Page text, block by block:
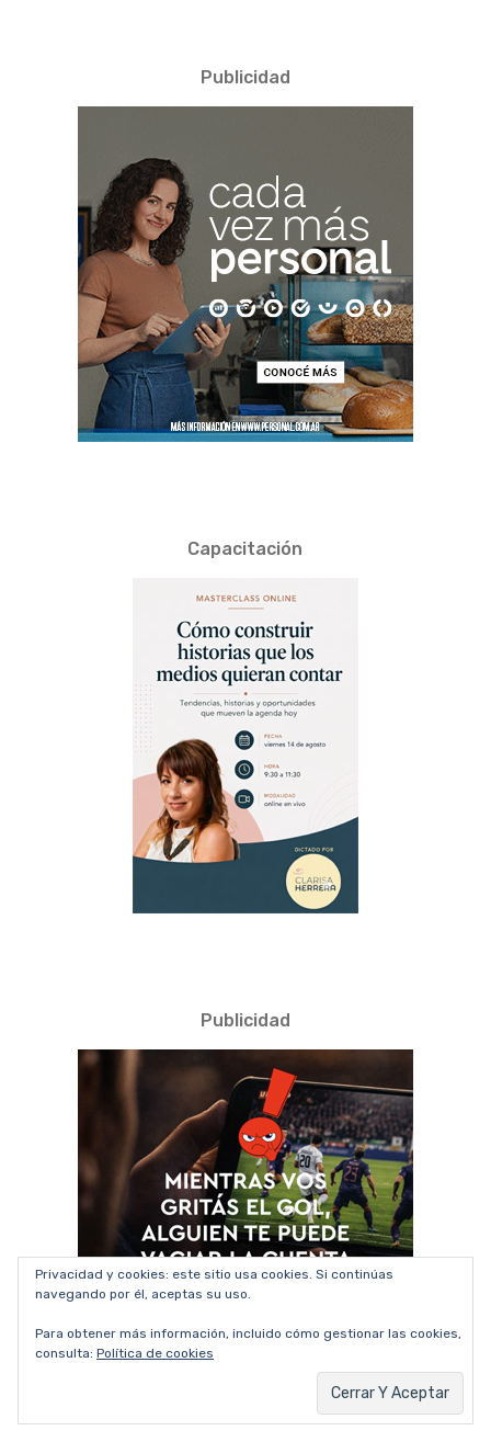
Publicidad
Capacitación
Publicidad
Privacidad y cookies: este sitio usa cookies. Si continúas
navegando por él, aceptas su uso.
Para obtener más información, incluido cómo gestionar las cookies,
consulta: Política de cookies